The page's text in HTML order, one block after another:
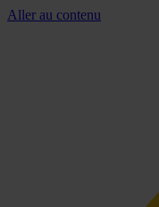
Aller au contenu